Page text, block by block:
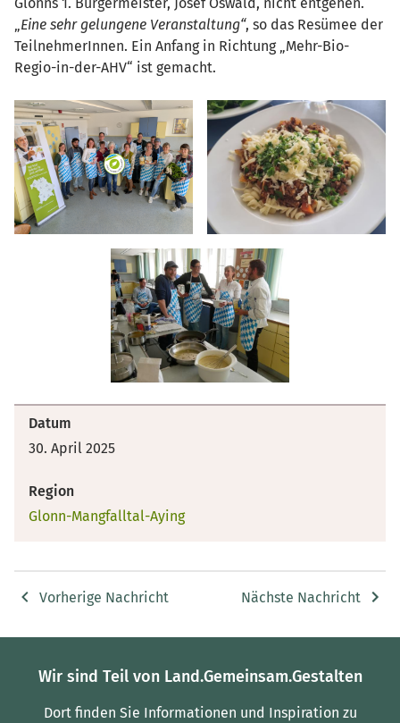
Glonns 1. Bürgermeister, Josef Oswald, nicht entgehen.
„Eine sehr gelungene Veranstaltung“, so das Resümee der
TeilnehmerInnen. Ein Anfang in Richtung „Mehr-Bio-
Regio-in-der-AHV“ ist gemacht.
Datum
30. April 2025
Region
Glonn-Mangfalltal-Aying
Vorherige Nachricht Nächste Nachricht
Wir sind Teil von Land.Gemeinsam.Gestalten
Dort finden Sie Informationen und Inspiration zu